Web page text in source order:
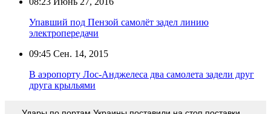
Упавший под Пензой самолёт задел линию
электропередачи
09:45 Сен. 14, 2015
В аэропорту Лос-Анджелеса два самолета задели друг
друга крыльями